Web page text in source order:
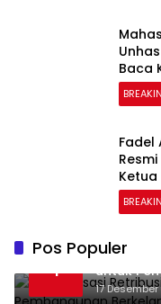
Baca
Fadel
Ketua
Jambi
Pos Populer
1
untuk
17